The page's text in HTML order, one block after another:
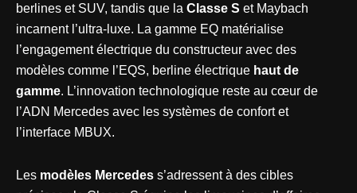
berlines et SUV, tandis que la Classe S et Maybach
incarnent l’ultra-luxe. La gamme EQ matérialise
l’engagement électrique du constructeur avec des
modèles comme l’EQS, berline électrique haut de
gamme. L’innovation technologique reste au cœur de
l’ADN Mercedes avec les systèmes de confort et
l’interface MBUX.
Les modèles Mercedes s’adressent à des cibles